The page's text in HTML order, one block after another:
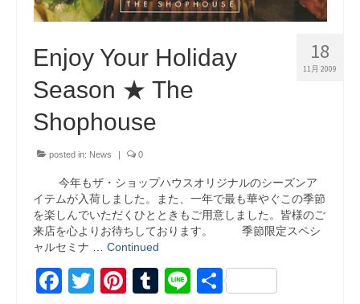
18
11月 2009
Enjoy Your Holiday
Season ★ The
Shophouse
posted in: News | 0
今年もザ・ショップハウスオリジナルのシーズンア
イテムが入荷しました。また、一年で最も華やぐこの季節
を楽しんでいただくひとときもご用意しました。皆様のご
来店を心よりお待ちしております。 季節限定スペシ
ャルセミナ … Continued
Facebook
TwitterPinterest
Tumblr
Line共